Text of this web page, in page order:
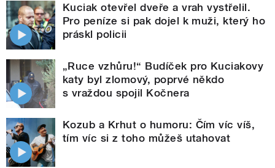
Kuciak otevřel dveře a vrah vystřelil.
Pro peníze si pak dojel k muži, který ho
práskl policii
„Ruce vzhůru!“ Budíček pro Kuciakovy
katy byl zlomový, poprvé někdo
s vraždou spojil Kočnera
Kozub a Krhut o humoru: Čím víc víš,
tím víc si z toho můžeš utahovat